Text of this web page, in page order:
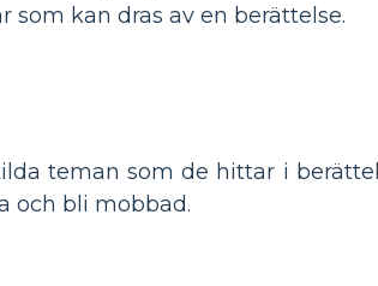
kan dras av en berättelse.
teman som de hittar i
och bli mobbad.